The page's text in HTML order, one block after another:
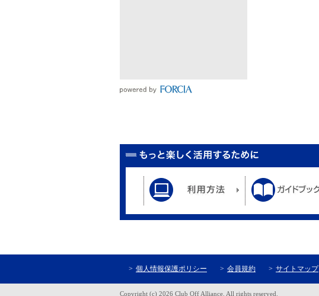
個人情報保護ポリシー 会員規約 サイトマップ
Copyright (c) 2026 Club Off Alliance. All rights reserved.